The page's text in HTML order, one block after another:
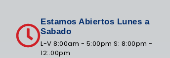
Estamos Abiertos Lunes a
Sabado
L-V 8:00am - 5:00pm S: 8:00pm -
12:.00pm